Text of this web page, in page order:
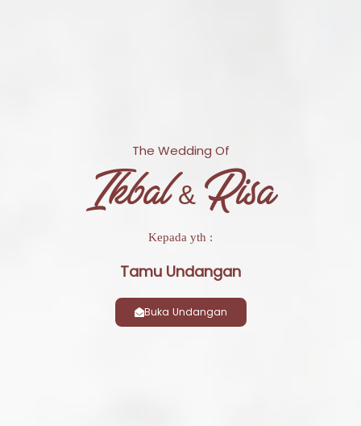
The Wedding Of
Ikbal & Risa
Kepada yth :
Tamu Undangan
Buka Undangan